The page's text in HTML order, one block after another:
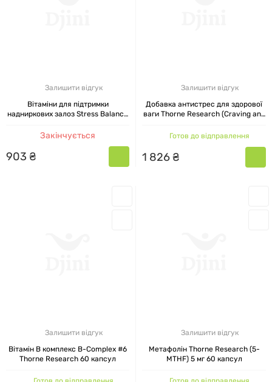
Залишити відгук
Вітаміни для підтримки
надниркових залоз Stress Balance
Закінчується
903 ₴
Залишити відгук
Добавка антистрес для здорової
ваги Thorne Research (Craving and
Готов до відправлення
1 826₴
Залишити відгук
Вітамін B комплекс B-Complex #6
Thorne Research 60 капсул
Залишити відгук
Метафолін Thorne Research (5-
MTHF) 5 мг 60 капсул